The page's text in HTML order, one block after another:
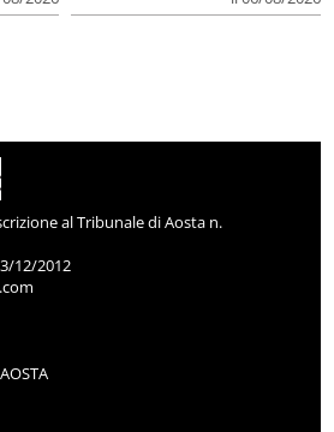
al Tribunale di Aosta n.
12/2012